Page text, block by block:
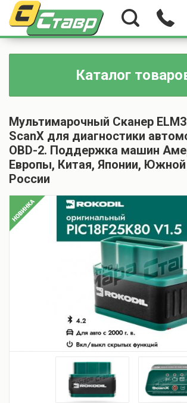
Каталог
Мультимарочный Сканер
ScanX для диагностики
OBD-2. Поддержка машин
Европы, Китая, Японии,
России